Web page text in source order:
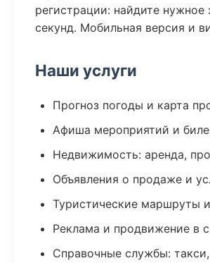
регистрации: найдите нужное
секунд. Мобильная версия и
Наши услуги
Прогноз погоды и карта
Афиша мероприятий и
Недвижимость: аренда,
Объявления о продаже и
Туристические маршруты
Реклама и продвижение в
Справочные службы: